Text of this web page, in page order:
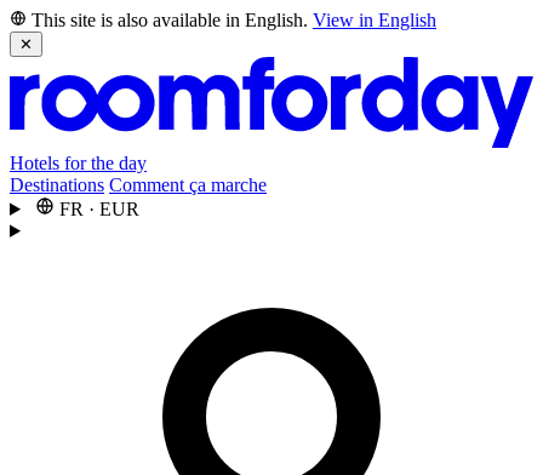
This site is also available in English. View in English
✕
Hotels for the day
Destinations Comment ça marche
FR · EUR